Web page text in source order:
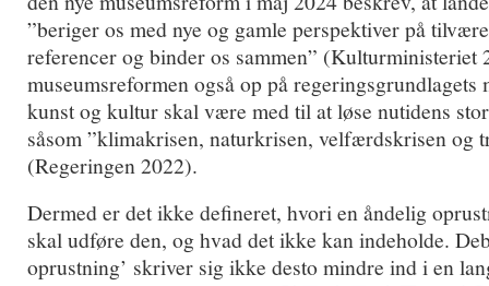
”beriger os med nye og gamle perspektiver på
referencer og binder os sammen” (Kulturministeriet
museumsreformen også op på
kunst og kultur skal være med til at løse nutidens
såsom ”klimakrisen, naturkrisen, velfærdskrisen og
(Regeringen 2022).
Dermed er det ikke defineret, hvori en åndelig
skal udføre den, og hvad det ikke kan indeholde.
oprustning’ skriver sig ikke desto mindre ind i en